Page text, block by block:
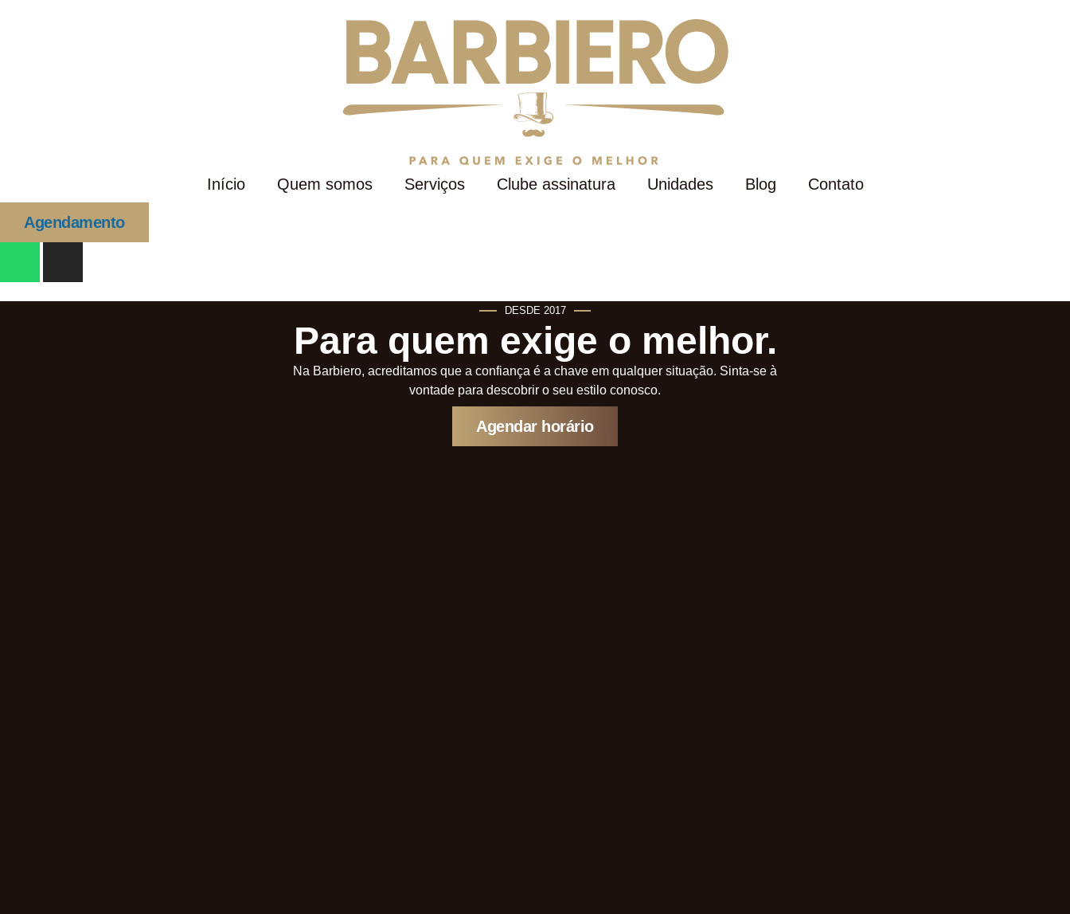
Início Quem somos Serviços Clube assinatura Unidades Blog Contato
Agendamento
DESDE 2017
Para quem exige o melhor.
Na Barbiero, acreditamos que a confiança é a chave em qualquer situação. Sinta-se à
vontade para descobrir o seu estilo conosco.
Agendar horário